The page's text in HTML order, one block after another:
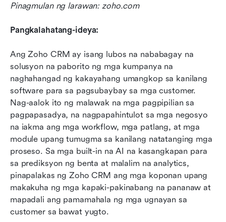
Pinagmulan ng larawan: zoho.com
Pangkalahatang-ideya:
Ang Zoho CRM ay isang lubos na nababagay na
solusyon na paborito ng mga kumpanya na
naghahangad ng kakayahang umangkop sa kanilang
software para sa pagsubaybay sa mga customer.
Nag-aalok ito ng malawak na mga pagpipilian sa
pagpapasadya, na nagpapahintulot sa mga negosyo
na iakma ang mga workflow, mga patlang, at mga
module upang tumugma sa kanilang natatanging mga
proseso. Sa mga built-in na AI na kasangkapan para
sa prediksyon ng benta at malalim na analytics,
pinapalakas ng Zoho CRM ang mga koponan upang
makakuha ng mga kapaki-pakinabang na pananaw at
mapadali ang pamamahala ng mga ugnayan sa
customer sa bawat yugto.